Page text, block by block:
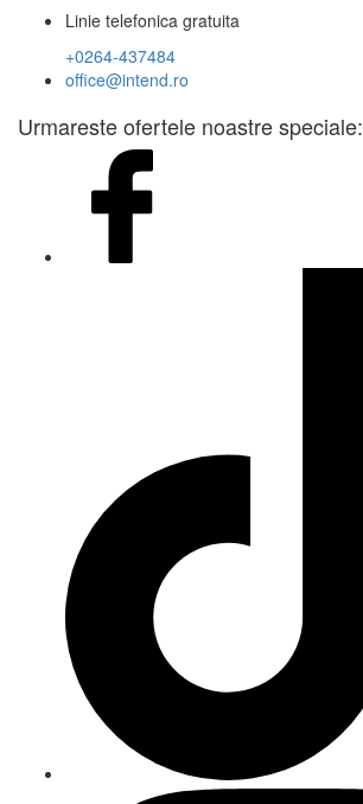
Linie telefonica gratuita
+0264-437484
office@intend.ro
Urmareste ofertele noastre speciale: